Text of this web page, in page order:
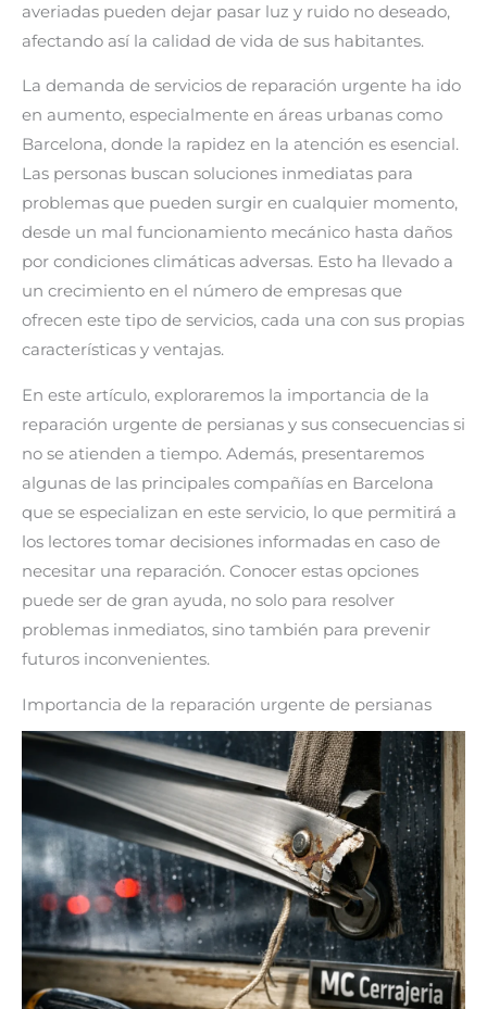
averiadas pueden dejar pasar luz y ruido no deseado,
afectando así la calidad de vida de sus habitantes.
La demanda de servicios de reparación urgente ha ido
en aumento, especialmente en áreas urbanas como
Barcelona, donde la rapidez en la atención es esencial.
Las personas buscan soluciones inmediatas para
problemas que pueden surgir en cualquier momento,
desde un mal funcionamiento mecánico hasta daños
por condiciones climáticas adversas. Esto ha llevado a
un crecimiento en el número de empresas que
ofrecen este tipo de servicios, cada una con sus propias
características y ventajas.
En este artículo, exploraremos la importancia de la
reparación urgente de persianas y sus consecuencias si
no se atienden a tiempo. Además, presentaremos
algunas de las principales compañías en Barcelona
que se especializan en este servicio, lo que permitirá a
los lectores tomar decisiones informadas en caso de
necesitar una reparación. Conocer estas opciones
puede ser de gran ayuda, no solo para resolver
problemas inmediatos, sino también para prevenir
futuros inconvenientes.
Importancia de la reparación urgente de persianas